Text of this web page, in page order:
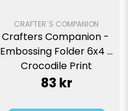
CRAFTER´S COMPANION
Crafters Companion -
Embossing Folder 6x4 -
Crocodile Print
83 kr